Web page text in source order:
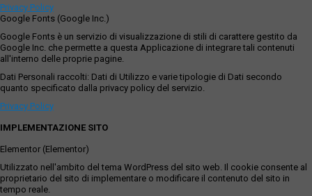
Privacy Policy
Google Fonts (Google Inc.)
Google Fonts è un servizio di visualizzazione di stili di carattere gestito da
Google Inc. che permette a questa Applicazione di integrare tali contenuti
all'interno delle proprie pagine.
Dati Personali raccolti: Dati di Utilizzo e varie tipologie di Dati secondo
quanto specificato dalla privacy policy del servizio.
Privacy Policy
IMPLEMENTAZIONE SITO
Elementor (Elementor)
Utilizzato nell'ambito del tema WordPress del sito web. Il cookie consente al
proprietario del sito di implementare o modificare il contenuto del sito in
tempo reale.